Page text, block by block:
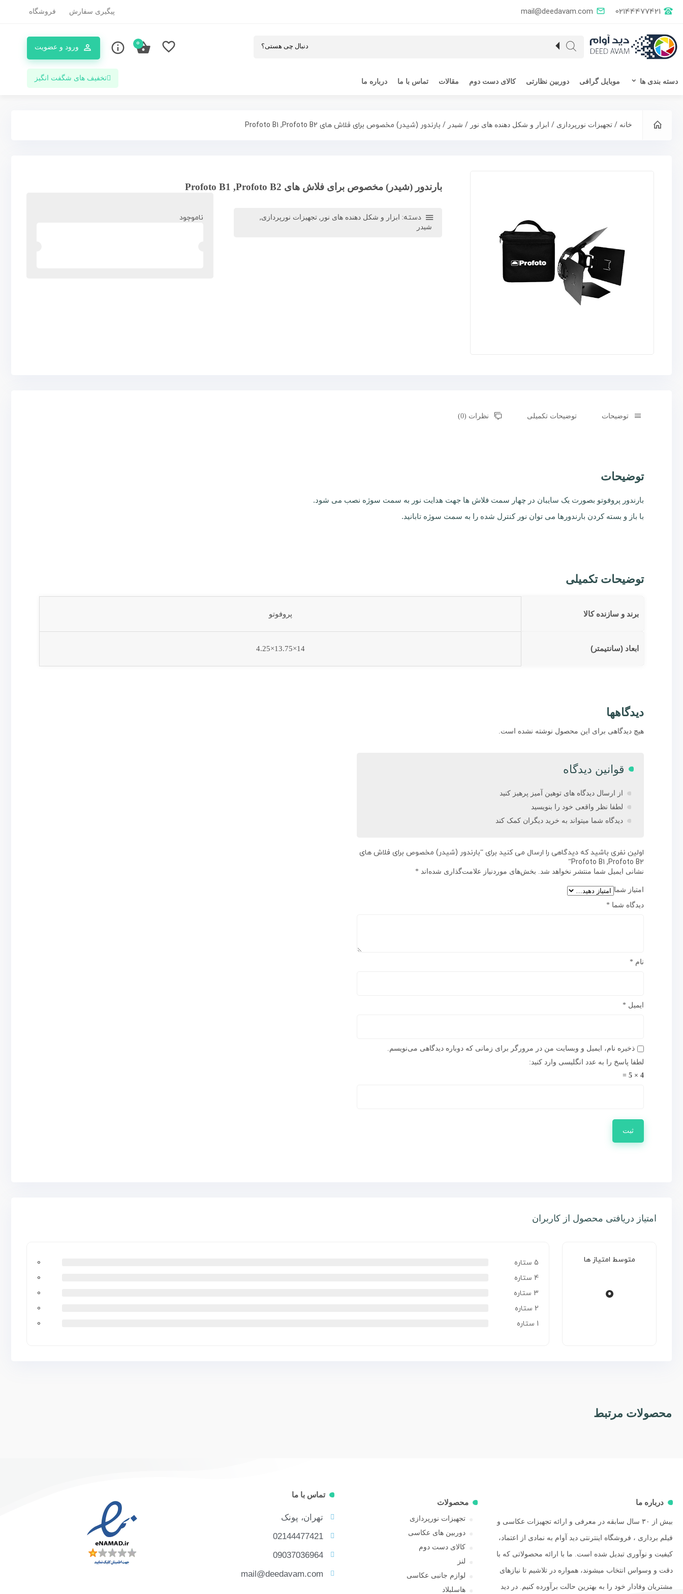
mail@deedavam.com 02144477421 پیگیری سفارش فروشگاه
ورود و عضویت 0
دسته بندی ها موبایل گرافی دوربین نظارتی کالای دست دوم مقالات تماس با ما درباره ما تخفیف های شگفت انگیز
خانه / تجهیزات نورپردازی / ابزار و شکل دهنده های نور / شیدر / بارندور (شیدر) مخصوص برای فلاش های Profoto B1 ,Profoto B2
بارندور (شیدر) مخصوص برای فلاش های Profoto B1 ,Profoto B2
دسته: ابزار و شکل دهنده های نور , تجهیزات نورپردازی,
شیدر
ناموجود
توضیحات توضیحات تکمیلی نظرات (0)
توضیحات
بارندور پروفوتو بصورت یک سایبان در چهار سمت فلاش ها جهت هدایت نور به سمت سوژه نصب می شود.
با باز و بسته کردن بارندورها می توان نور کنترل شده را به سمت سوژه تابانید.
توضیحات تکمیلی
برند و سازنده کالا پروفوتو
ابعاد (سانتیمتر) 14×13.75×4.25
دیدگاهها
هیچ دیدگاهی برای این محصول نوشته نشده است.
قوانین دیدگاه
از ارسال دیدگاه های توهین آمیز پرهیز کنید
لطفا نظر واقعی خود را بنویسید
دیدگاه شما میتواند به خرید دیگران کمک کند
اولین نفری باشید که دیدگاهی را ارسال می کنید برای “بارندور (شیدر) مخصوص برای فلاش های
Profoto B1 ,Profoto B2”
نشانی ایمیل شما منتشر نخواهد شد. بخش‌های موردنیاز علامت‌گذاری شده‌اند *
امتیاز شما
دیدگاه شما *
نام *
ایمیل *
ذخیره نام، ایمیل و وبسایت من در مرورگر برای زمانی که دوباره دیدگاهی می‌نویسم.
لطفا پاسخ را به عدد انگلیسی وارد کنید:
4 × 5 =
امتیاز دریافتی محصول از کاربران
متوسط امتیاز ها
0
5 ستاره
0
4 ستاره
0
3 ستاره
0
2 ستاره
0
1 ستاره
0
محصولات مرتبط
درباره ما
بیش از ۳۰ سال سابقه در معرفی و ارائه تجهیزات عکاسی و
فیلم برداری ، فروشگاه اینترنتی دید آوام به نمادی از اعتماد،
کیفیت و نوآوری تبدیل شده است. ما با ارائه محصولاتی که با
دقت و وسواس انتخاب میشوند، همواره در تلاشیم تا نیازهای
مشتریان وفادار خود را به بهترین حالت برآورده کنیم. در دید
محصولات
تجهیزات نورپردازی
دوربین های عکاسی
کالای دست دوم
لنز
لوازم جانبی عکاسی
هاسلبلاد
تماس با ما
تهران، پونک
02144477421
09037036964
mail@deedavam.com